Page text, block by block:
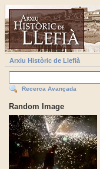
Arxiu Històric de Llefià
Recerca Avançada
Random Image